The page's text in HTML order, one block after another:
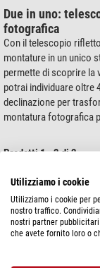
Due in uno:
fotografica
Con il telescopio
montature in un unico
permette di scoprire la
potrai individuare oltre
declinazione per
montatura fotografica
Prodotti 1 - 2 di 2
Utilizziamo i cookie
Utilizziamo i cookie per
nostro traffico.
nostri partner
che avete fornito loro o